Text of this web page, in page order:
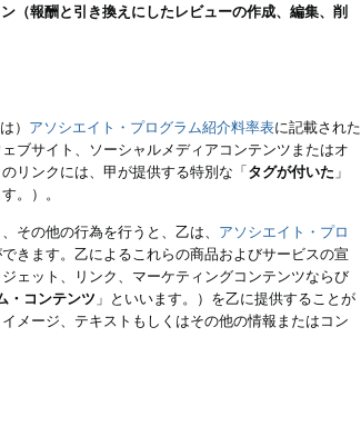
報酬と引き換えにしたレビューの作成、編集、削
） アソシエイト・プログラム紹介料率表に記載された
ブサイト、ソーシャルメディアコンテンツまたはオ
リンクには、甲が提供する特別な「タグが付いた 」
。）。
その他の行為を行うと、乙は、 アソシエイト・プロ
きます。乙によるこれらの商品およびサービスの宣
ェット、リンク、マーケティングコンテンツならび
・コンテンツ 」といいます。）を乙に提供することが
メージ、テキストもしくはその他の情報またはコン